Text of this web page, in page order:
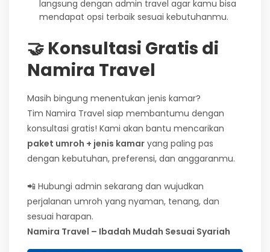
langsung dengan admin travel agar kamu bisa
mendapat opsi terbaik sesuai kebutuhanmu.
🤝 Konsultasi Gratis di
Namira Travel
Masih bingung menentukan jenis kamar?
Tim Namira Travel siap membantumu dengan
konsultasi gratis! Kami akan bantu mencarikan
paket umroh + jenis kamar yang paling pas
dengan kebutuhan, preferensi, dan anggaranmu.
📲 Hubungi admin sekarang dan wujudkan
perjalanan umroh yang nyaman, tenang, dan
sesuai harapan.
Namira Travel – Ibadah Mudah Sesuai Syariah